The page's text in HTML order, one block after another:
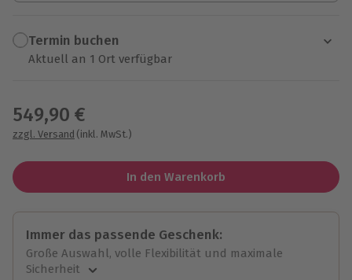
Termin buchen
Aktuell an 1 Ort verfügbar
549,90 €
zzgl. Versand (inkl. MwSt.)
In den Warenkorb
Immer das passende Geschenk:
Große Auswahl, volle Flexibilität und maximale
Sicherheit